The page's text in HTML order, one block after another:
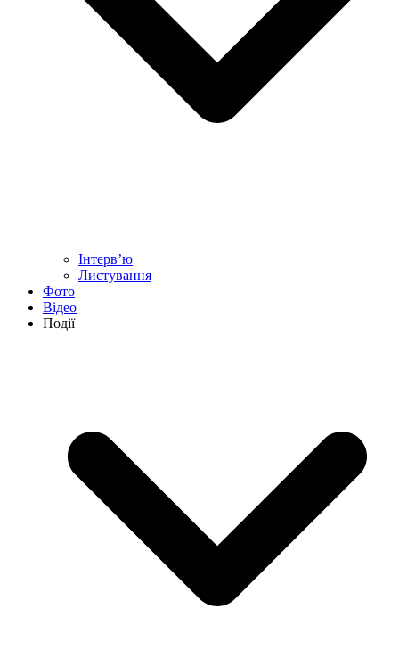
Інтерв’ю
Листування
Фото
Відео
Події